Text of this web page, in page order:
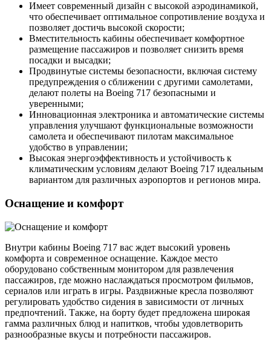
Имеет современный дизайн с высокой аэродинамикой,
что обеспечивает оптимальное сопротивление воздуха и
позволяет достичь высокой скорости;
Вместительность кабины обеспечивает комфортное
размещение пассажиров и позволяет снизить время
посадки и высадки;
Продвинутые системы безопасности, включая систему
предупреждения о сближении с другими самолетами,
делают полеты на Boeing 717 безопасными и
уверенными;
Инновационная электроника и автоматические системы
управления улучшают функциональные возможности
самолета и обеспечивают пилотам максимальное
удобство в управлении;
Высокая энергоэффективность и устойчивость к
климатическим условиям делают Boeing 717 идеальным
вариантом для различных аэропортов и регионов мира.
Оснащение и комфорт
Внутри кабины Boeing 717 вас ждет высокий уровень
комфорта и современное оснащение. Каждое место
оборудовано собственным монитором для развлечения
пассажиров, где можно наслаждаться просмотром фильмов,
сериалов или играть в игры. Раздвижные кресла позволяют
регулировать удобство сидения в зависимости от личных
предпочтений. Также, на борту будет предложена широкая
гамма различных блюд и напитков, чтобы удовлетворить
разнообразные вкусы и потребности пассажиров.